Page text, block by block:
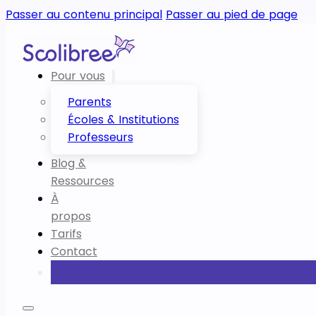
Passer au contenu principal Passer au pied de page
Pour vous
Parents
Écoles & Institutions
Professeurs
Blog &
Ressources
À
propos
Tarifs
Contact